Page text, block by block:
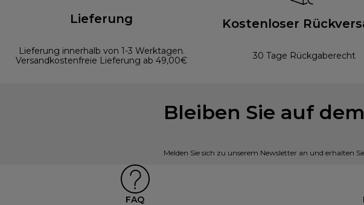
Lieferung
Lieferung innerhalb von 1-3 Werktagen.
Versandkostenfreie Lieferung ab 49,00€
Kostenloser
30 Tage Rückgaberecht
Bleiben Sie auf
Melden Sie sich zu unserem Newsletter an und erhalten
FAQ